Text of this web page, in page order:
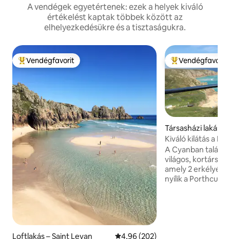
A vendégek egyetértenek: ezek a helyek kiváló
értékelést kaptak többek között az
elhelyezkedésükre és a tisztaságukra.
Kiemelt vendégfavorit
Vendégfavorit
Loftlakás – Saint Levan Átlagos értékelés: 5/4,96, 202
4,96 (202)
Kiemelt
Vendégfavorit
Társasházi lakás
o
Kiváló kilátás a
fő fér el
A Cyanban
világos, kortárs
amely 2
nyílik a